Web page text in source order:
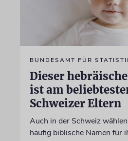
BUNDESAMT FÜR
Dieser
ist am
Schweizer Eltern
Auch in der Schweiz
häufig biblische Namen für